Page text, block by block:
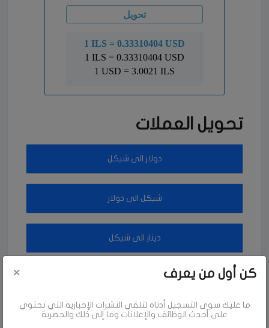
تحويل العملات
دولار الى شيكل
شيكل الى دولار
دينار الى شيكل
يورو الى شيكل
كن أول من يعرف ×
ما عليك سوى التسجيل أدناه لتلقي النشرات الإخبارية التي تحتوي
على أحدث الوظائف والإعلانات وما إلى ذلك والحصرية